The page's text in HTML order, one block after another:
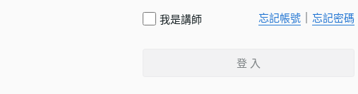
我是講師 忘記帳號 忘記密碼
登 入